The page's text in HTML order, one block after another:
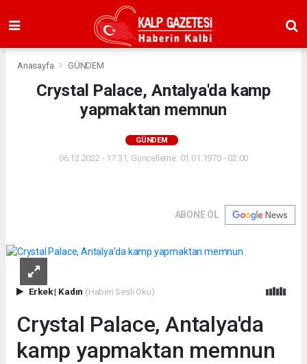
Anasayfa GÜNDEM
Crystal Palace, Antalya'da kamp
yapmaktan memnun
GÜNDEM
06.12.2022 - 17:31, Güncelleme: 01.01.1970 - 02:00
ABONE OL
Erkek| Kadın (Haberi Sesli Oku)
Crystal Palace, Antalya'da
kamp yapmaktan memnun